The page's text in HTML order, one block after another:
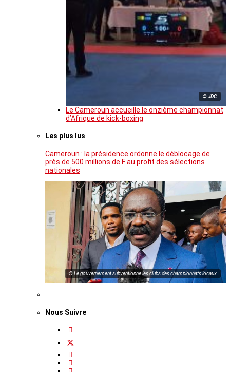
© JDC
Le Cameroun accueille le onzième championnat
d’Afrique de kick-boxing
Les plus lus
Cameroun : la présidence ordonne le déblocage de
près de 500 millions de F au profit des sélections
nationales
© Le gouvernement subventionne les clubs des championnats locaux
Nous Suivre